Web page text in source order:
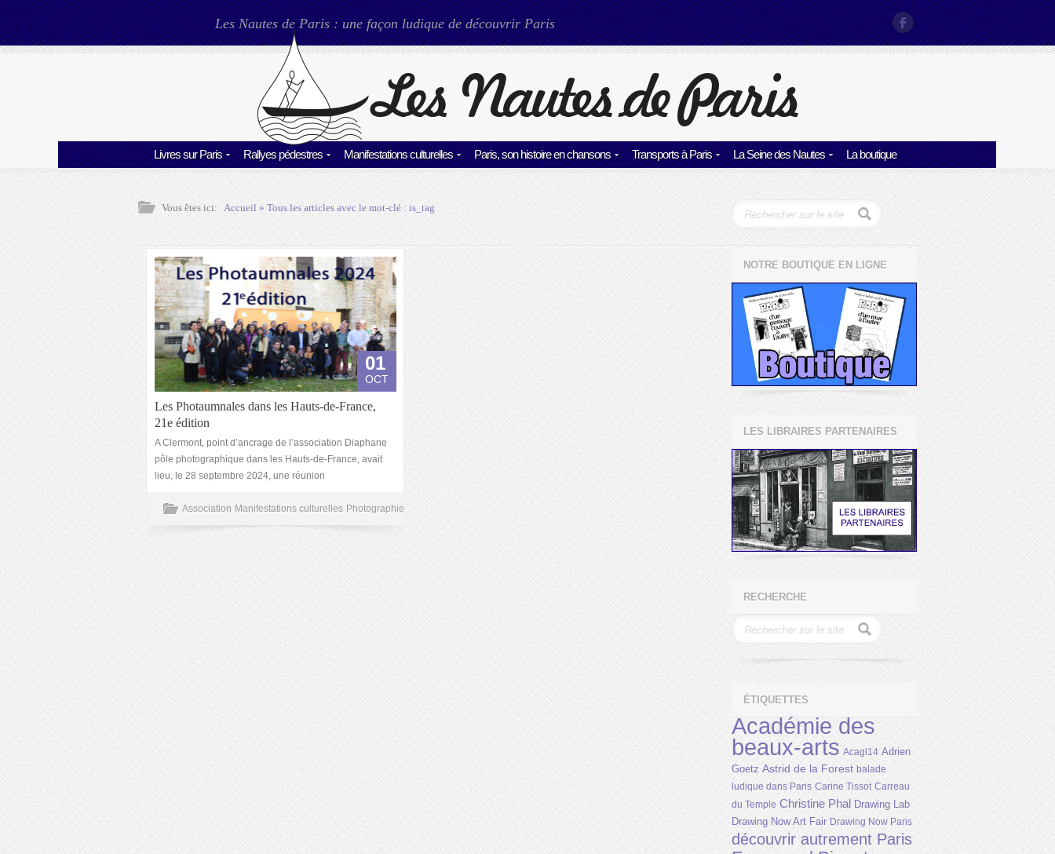
Les Nautes de Paris : une façon ludique de découvrir Paris
Livres sur Paris Rallyes pédestres Manifestations culturelles Paris, son histoire en chansons Transports à Paris La Seine des Nautes La boutique
Vous êtes ici: Accueil» Tous les articles avec le mot-clé :is_tag
01
OCT
Les Photaumnales dans les Hauts-de-France,
21e édition
A Clermont, point d’ancrage de l’association Diaphane
pôle photographique dans les Hauts-de-France, avait
lieu, le 28 septembre 2024, une réunion
Association Manifestations culturelles Photographie
NOTRE BOUTIQUE EN LIGNE
LES LIBRAIRES PARTENAIRES
RECHERCHE
ÉTIQUETTES
Académie des
beaux-arts Acagl14 Adrien
Goetz Astrid de la Forest balade
ludique dans Paris Carine Tissot Carreau
du Temple Christine Phal Drawing Lab
Drawing Now Art Fair Drawing Now Paris
découvrir autrement Paris